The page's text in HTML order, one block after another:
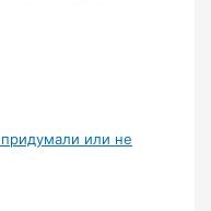
или не